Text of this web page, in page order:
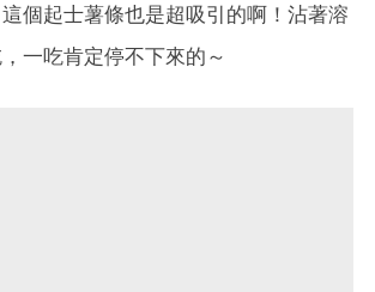
個起士薯條也是超吸引的啊！沾著溶
一吃肯定停不下來的～